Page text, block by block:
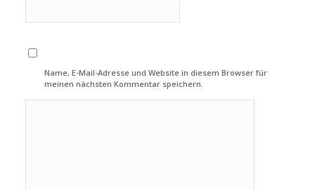
Name, E-Mail-Adresse und Website in diesem Browser für
meinen nächsten Kommentar speichern.